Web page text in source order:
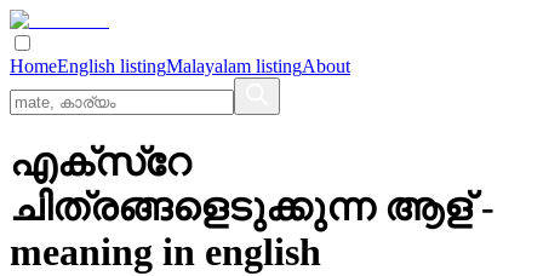
HomeEnglish listingMalayalam listingAbout
എക്‌സ്‌റേ
ചിത്രങ്ങളെടുക്കുന്ന ആള്-
meaning in english